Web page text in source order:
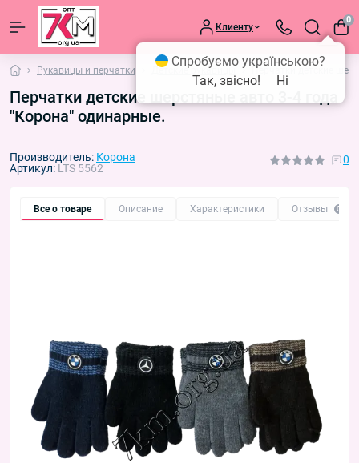
Клиенту
0
Рукавицы и перчатки Детские рукавицы Перчатки детские
Перчатки детские шерстяные авто 3-4 года
"Корона" одинарные.
Производитель: Корона
Артикул: LTS 5562
0
Все о товаре Описание Характеристики Отзывы 0
Спробуємо українською?
Так, звісно!
Ні